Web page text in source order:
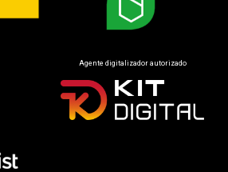
Agente digitalizador autorizado